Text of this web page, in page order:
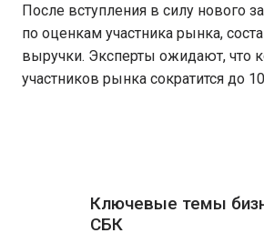
После вступления в силу нового
по оценкам участника рынка,
выручки. Эксперты ожидают, что
участников рынка сократится до
Ключевые темы
СБК